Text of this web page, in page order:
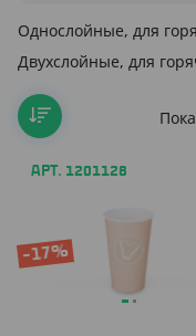
Однослойные, для
Двухслойные, для
АРТ. 1201128
-17%